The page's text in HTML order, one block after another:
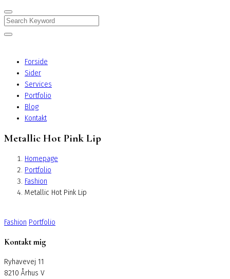
Search
Forside
Sider
Services
Portfolio
Blog
Kontakt
Metallic Hot Pink Lip
Homepage
Portfolio
Fashion
Metallic Hot Pink Lip
Fashion Portfolio
Kontakt mig
Ryhavevej 11
8210 Århus V